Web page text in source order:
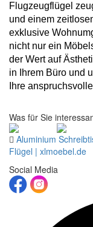
Flugzeugflügel
und einem
exklusive
nicht nur ein
der Wert auf
in Ihrem Büro und
Ihre
Was für Sie
Aluminium
Flügel | xlmoebel.de
Social Media